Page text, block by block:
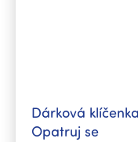
Dárková klíčenka
Opatruj se